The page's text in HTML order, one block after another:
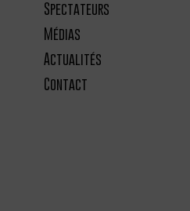
Spectateurs
Médias
Actualités
Contact